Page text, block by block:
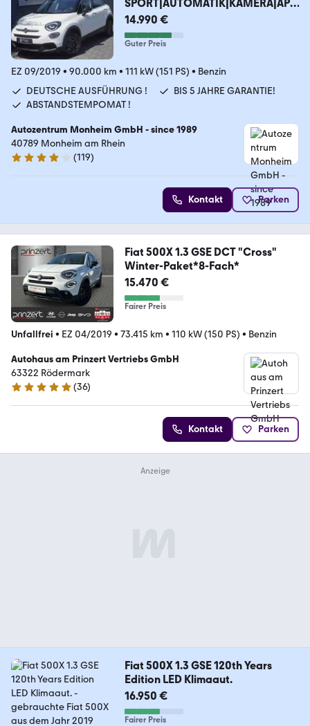
SPORT|AUTOMATIK|KAMERA|APP
LE|LED|ACC|NAVI
14.990 €
Guter Preis
EZ 09/2019 • 90.000 km • 111 kW (151 PS) • Benzin
DEUTSCHE AUSFÜHRUNG !
BIS 5 JAHRE GARANTIE!
ABSTANDSTEMPOMAT !
Autozentrum Monheim GmbH - since 1989
40789 Monheim am Rhein
4 Sterne
(119)
Kontakt Parken
Fiat 500X 1.3 GSE DCT "Cross"
Winter-Paket*8-Fach*
15.470 €
Fairer Preis
Unfallfrei • EZ 04/2019 • 73.415 km • 110 kW (150 PS) • Benzin
Autohaus am Prinzert Vertriebs GmbH
63322 Rödermark
4.8 Sterne
(36)
Kontakt Parken
Fiat 500X 1.3 GSE 120th Years
Edition LED Klimaaut.
16.950 €
Fairer Preis